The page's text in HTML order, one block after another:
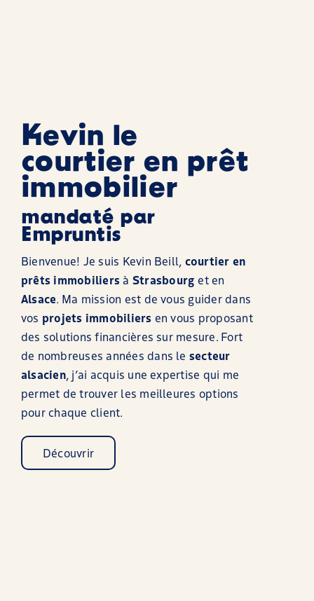
Kevin le
courtier en prêt
immobilier
mandaté par
Empruntis
Bienvenue! Je suis Kevin Beill, courtier en
prêts immobiliers à Strasbourget en
Alsace. Ma mission est de vous guider dans
vos projets immobiliers en vous proposant
des solutions financières sur mesure. Fort
de nombreuses années dans le secteur
alsacien, j’ai acquis une expertise qui me
permet de trouver les meilleures options
pour chaque client.
Découvrir